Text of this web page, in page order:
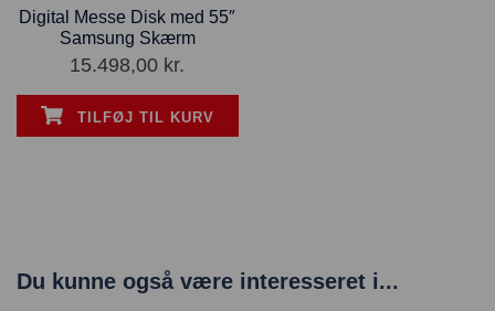
Digital Messe Disk med 55″
Samsung Skærm
15.498,00 kr.
TILFØJ TIL KURV
Du kunne også være interesseret i...